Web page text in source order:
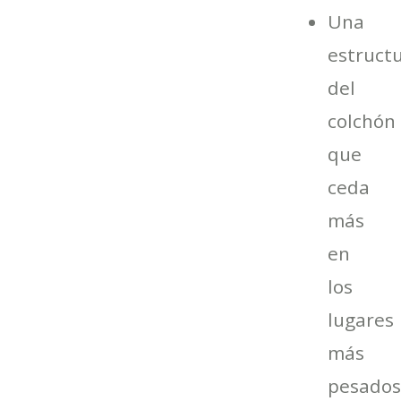
Una
del
colchón
que
ceda
más
en
los
lugares
más
pesados